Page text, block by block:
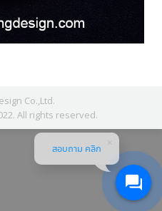
Co.,Ltd.
All rights reserved.
สอบถาม คลิก